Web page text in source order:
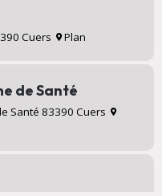
Cuers Plan
de Santé
Santé 83390 Cuers